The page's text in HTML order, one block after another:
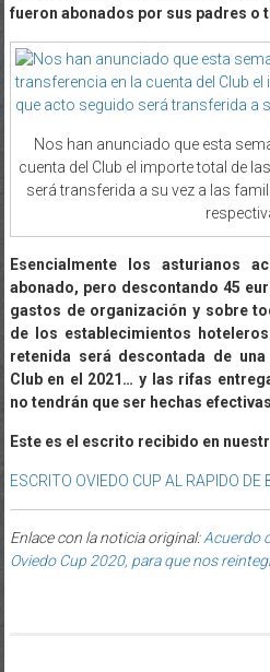
fueron abonados por sus padres o
Nos han anunciado que esta
cuenta del Club el importe total de
será transferida a su vez a las
Esencialmente los asturianos
abonado, pero descontando 45
gastos de organización y sobre
de los establecimientos
retenida será descontada de
Club en el 2021… y las rifas
no tendrán que ser hechas
Este es el escrito recibido en
ESCRITO OVIEDO CUP AL RAPIDO DE
Enlace con la noticia original:Acuerdo
Oviedo Cup 2020, para que nos